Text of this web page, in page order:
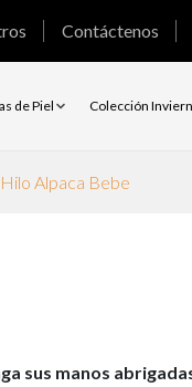
Contáctenos
de Piel Colección
Alpaca Bebe
sus manos